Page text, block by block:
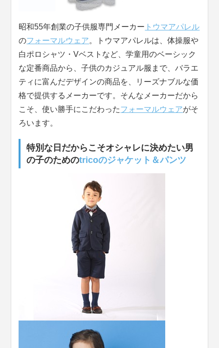
昭和55年創業の子供服専門メーカー トウマアパレル
のフォーマルウェア。トウマアパレルは、体操服や
白ポロシャツ・Vベストなど、学童用のベーシック
な定番商品から、子供のカジュアル服まで、バラエ
ティに富んだデザインの商品を、リーズナブルな価
格で提供するメーカーです。そんなメーカーだから
こそ、使い勝手にこだわったフォーマルウェアがそ
ろいます。
特別な日だからこそオシャレに決めたい男
の子のためのtricoのジャケット＆パンツ